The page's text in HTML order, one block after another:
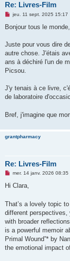
Re: Livres-Film
M
s
g
n
o
l
jeu. 11 sept. 2025 15:17
Bonjour tous le monde,
Juste pour vous dire
autre chose. J'étais
ans à déchiré l'un de
Picsou.
J'y tenais à ce livre,
de laboratoire
Bref, j'imagine que
grantpharmacy
Re: Livres-Film
M
s
g
e
n
o
n
u
mer. 14 janv. 2026 08:35
Hi Clara,
That’s a lovely topic
different
with broader
is a powerful memoir
Primal Wound”* by
the emotional impact